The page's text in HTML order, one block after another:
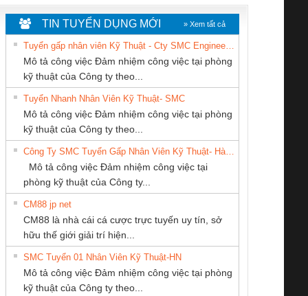
An Toàn
Contact
– PSR-
SCP-
FSP/2X1/1X2
sát chuỗi
tấm pin
16I+
(2502520000)
Bộ giám sát chuỗi
tấm pin
TRANSCLINIC 16I+
1K5 L (2433950000)
Bộ giám sát dòng
TRANSCLINIC 16I+
(2008130000)
Bộ chỉnh lưu nguồn
điện TRANSCLINIC
BKE 1K5.4
(7791400879)2. Giá
Nẹp nhôm chống
trơn Đà Nẵng
ty TNHH
Mại SX Ba
CÔNG TY TNHH
THƯƠNG MẠI
DỊCH VỤ KỸ
THUẬT ĐIỆN CƠ
GIA HƯNG PHÁT
Tan Dong Cang
TY CỔ
DÂY VÀ
ĐIỆN
ĐÌNH
THƯƠNG MẠI
THIÊN ÂN VIỆT
NAM
Thiết Bị Điện Nam
TIN TUYỂN DỤNG MỚI » Xem tất cả
Mô tả công việc Đảm nhiệm công việc tại phòng
kỹ thuật của Công ty theo...
Tuyển Nhanh Nhân Viên Kỹ Thuật- SMC
Mô tả công việc Đảm nhiệm công việc tại phòng
kỹ thuật của Công ty theo...
Mô tả công việc Đảm nhiệm công việc tại
phòng kỹ thuật của Công ty...
CM88 jp net
CM88 là nhà cái cá cược trực tuyến uy tín, sở
hữu thế giới giải trí hiện...
SMC Tuyển 01 Nhân Viên Kỹ Thuật-HN
Mô tả công việc Đảm nhiệm công việc tại phòng
kỹ thuật của Công ty theo...